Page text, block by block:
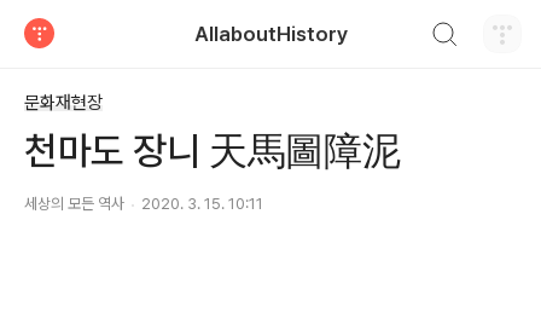
AllaboutHistory
문화재현장
천마도 장니 天馬圖障泥
세상의 모든 역사 2020. 3. 15. 10:11